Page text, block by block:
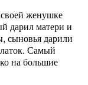
женушке
дарил матери и
сыновья дарили
Самый
на большие